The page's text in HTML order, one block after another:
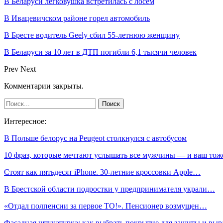
В Ивацевичском районе горел автомобиль
В Бресте водитель Geely сбил 55-летнюю женщину
В Беларуси за 10 лет в ДТП погибли 6,1 тысячи человек
Prev Next
Комментарии закрыты.
Интересное:
В Польше белорус на Peugeot столкнулся с автобусом
10 фраз, которые мечтают услышать все мужчины — и ваш
Стоят как пятьдесят iPhone. 30-летние кроссовки Apple…
В Брестской области подростки у предпринимателя украли…
«Отдал полпенсии за первое ТО!». Пенсионер возмущен…